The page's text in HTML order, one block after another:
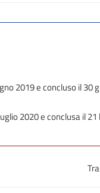
2019 e concluso il 30
2020 e conclusa il